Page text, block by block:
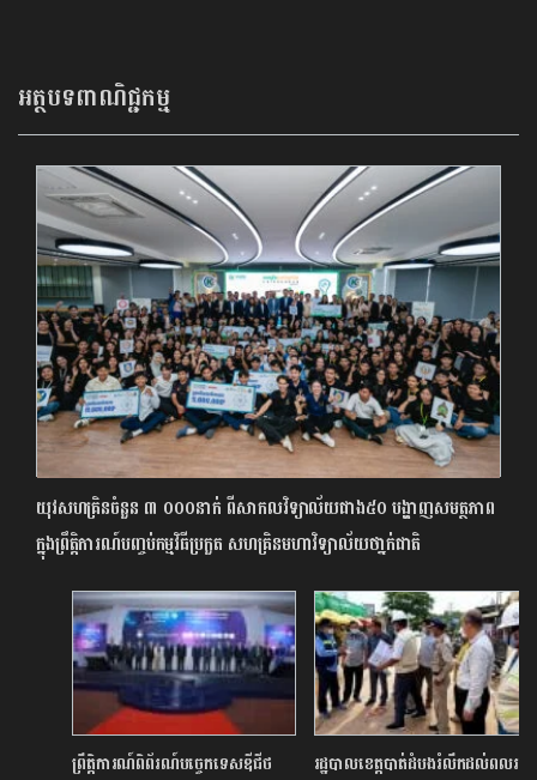
អត្ថបទពាណិជ្ជកម្ម
យុវសហគ្រិនចំនួន ៣ ០០០នាក់ ពីសាកលវិទ្យាល័យជាង៥០ បង្ហាញសមត្ថភាព
ក្នុងព្រឹត្តិការណ៍បញ្ចប់កម្មវិធីប្រកួត សហគ្រិនមហាវិទ្យាល័យថា្នក់ជាតិ
ព្រឹត្តិការណ៍ពិព័រណ៍បច្ចេកទេសឌីជីថ
រដ្ឋបាលខេត្តបាត់ដំបងរំលឹកដល់ពលរដ្ឋ